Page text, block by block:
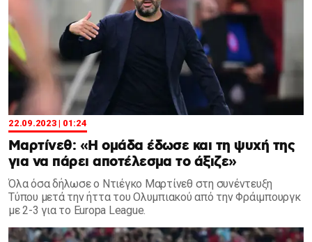
22.09.2023 | 01:24
Μαρτίνεθ: «Η ομάδα έδωσε και τη ψυχή της
για να πάρει αποτέλεσμα το άξιζε»
Όλα όσα δήλωσε ο Ντιέγκο Μαρτίνεθ στη συνέντευξη
Τύπου μετά την ήττα του Ολυμπιακού από την Φράιμπουργκ
με 2-3 για το Europa League.